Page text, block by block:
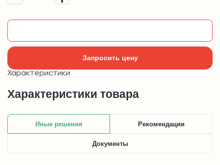
Запросить цену
Характеристики
Характеристики товара
Иные решения Рекомендации
Документы